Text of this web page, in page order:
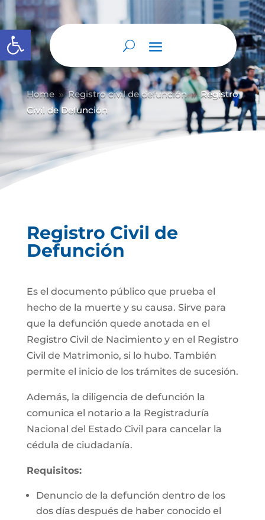
Abrir barra de herramientas
Home 9 Registro civil de defunción 9 Registro
Civil de Defunción
Registro Civil de
Defunción
Es el documento público que prueba el
hecho de la muerte y su causa. Sirve para
que la defunción quede anotada en el
Registro Civil de Nacimiento y en el Registro
Civil de Matrimonio, si lo hubo. También
permite el inicio de los trámites de sucesión.
Además, la diligencia de defunción la
comunica el notario a la Registraduría
Nacional del Estado Civil para cancelar la
cédula de ciudadanía.
Requisitos:
Denuncio de la defunción dentro de los
dos días después de haber conocido el